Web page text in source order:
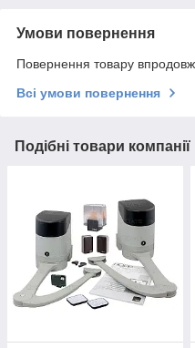
Умови повернення
Повернення товару
Всі умови повернення
Подібні товари компанії